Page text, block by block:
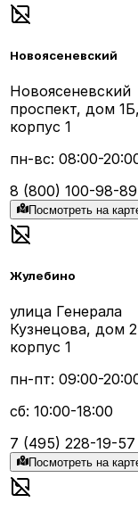
Новоясеневский
Новоясеневский
проспект, дом 1Б,
корпус 1
пн-вс: 08:00-
8 (800) 100-98-89
Посмотреть на
Жулебино
улица Генерала
Кузнецова, дом
корпус 1
пн-пт: 09:00-
сб: 10:00-18:00
7 (495) 228-19-57
Посмотреть на